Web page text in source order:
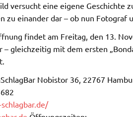
versucht eine eigene Geschichte
zu einander dar – ob nun
findet am Freitag, den 13.
– gleichzeitig mit dem ersten
Nobistor 36, 22767